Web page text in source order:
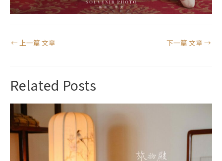
← 上一篇 文章 下一篇 文章 →
Related Posts